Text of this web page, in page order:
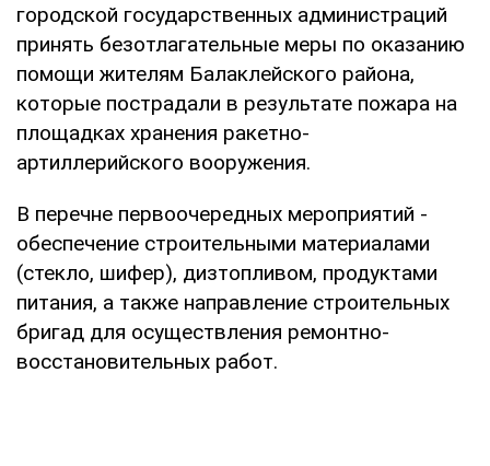
городской государственных администраций
принять безотлагательные меры по оказанию
помощи жителям Балаклейского района,
которые пострадали в результате пожара на
площадках хранения ракетно-
артиллерийского вооружения.
В перечне первоочередных мероприятий -
обеспечение строительными материалами
(стекло, шифер), дизтопливом, продуктами
питания, а также направление строительных
бригад для осуществления ремонтно-
восстановительных работ.